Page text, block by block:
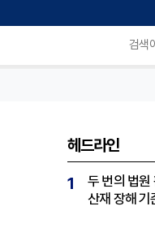
헤드라인
1
두 번의 법
산재 장해 기